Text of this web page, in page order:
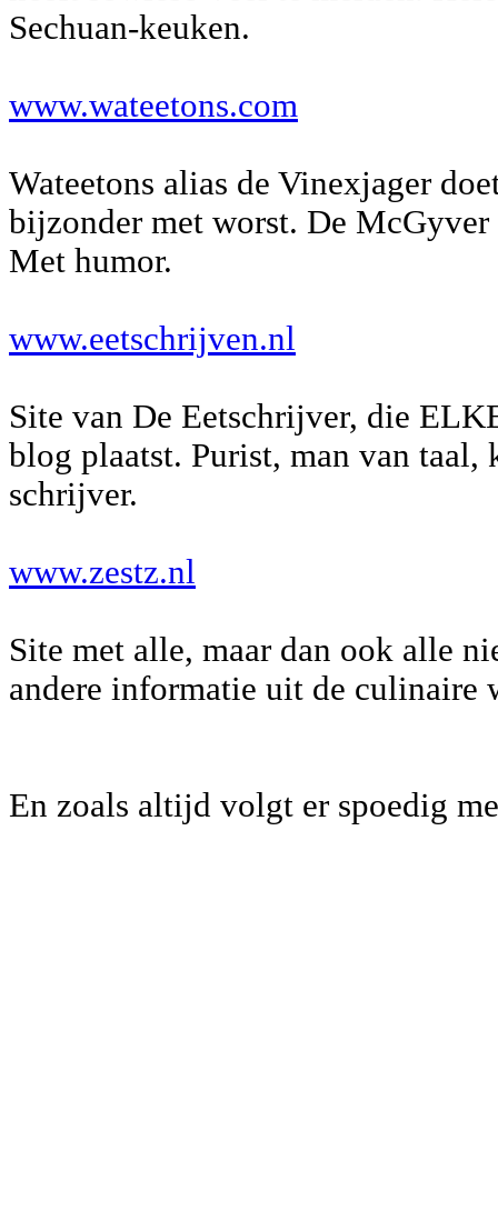
Sechuan-keuken.
www.wateetons.com
Wateetons alias de Vinexjager
bijzonder met worst. De McGyver
Met humor.
www.eetschrijven.nl
Site van De Eetschrijver, die
blog plaatst. Purist, man van taal,
schrijver.
www.zestz.nl
Site met alle, maar dan ook alle
andere informatie uit de culinaire
En zoals altijd volgt er spoedig